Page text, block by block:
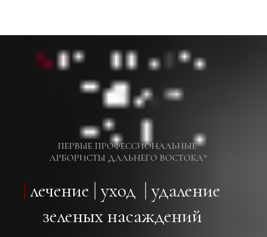
ПЕРВЫЕ ПРОФЕССИОНАЛЬНЫЕ
АРБОРИСТЫ ДАЛЬНЕГО ВОСТОКА*
| лечение | уход | удаление
зеленых насаждений